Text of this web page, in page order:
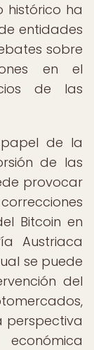
histórico ha
entidades
sobre
en el
de las
de la
de las
provocar
Bitcoin en
Austriaca
se puede
del
perspectiva